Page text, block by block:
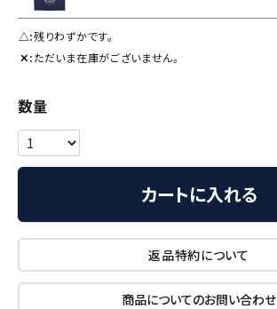
△ 残りわずかです。
✕ ただいま在庫がございません。
カートに入れる
返品特約について
商品についてのお問い合わせ